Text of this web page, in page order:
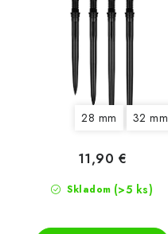
28 mm 32 mm
Skladom (>5 ks)
11,90 €